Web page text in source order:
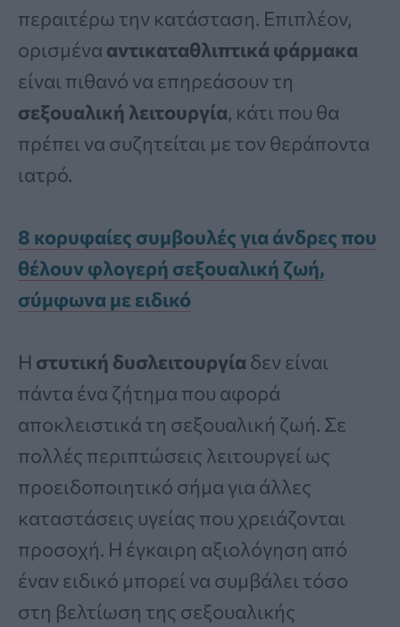
περαιτέρω την κατάσταση. Επιπλέον,
ορισμένα αντικαταθλιπτικά φάρμακα
είναι πιθανό να επηρεάσουν τη
σεξουαλική λειτουργία, κάτι που θα
πρέπει να συζητείται με τον θεράποντα
ιατρό.
8 κορυφαίες συμβουλές για άνδρες που
θέλουν φλογερή σεξουαλική ζωή,
σύμφωνα με ειδικό
Η στυτική δυσλειτουργία δεν είναι
πάντα ένα ζήτημα που αφορά
αποκλειστικά τη σεξουαλική ζωή. Σε
πολλές περιπτώσεις λειτουργεί ως
προειδοποιητικό σήμα για άλλες
καταστάσεις υγείας που χρειάζονται
προσοχή. Η έγκαιρη αξιολόγηση από
έναν ειδικό μπορεί να συμβάλει τόσο
στη βελτίωση της σεξουαλικής